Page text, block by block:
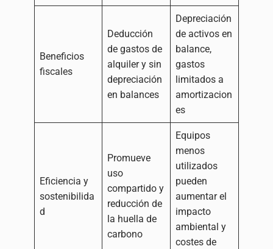
Beneficios
fiscales
Deducción
de gastos de
alquiler y sin
depreciación
en balances
Depreciación
de activos en
balance,
gastos
limitados a
amortizacion
es
Eficiencia y
sostenibilida
d
Promueve
uso
compartido y
reducción de
la huella de
carbono
Equipos
menos
utilizados
pueden
aumentar el
impacto
ambiental y
costes de